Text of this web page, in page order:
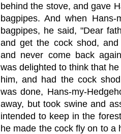
behind the stove, and gave
bagpipes. And when Hans-
bagpipes, he said, "Dear
and get the cock shod,
and never come back
was delighted to think that
him, and had the cock
was done, Hans-my-
away, but took swine and
intended to keep in the
he made the cock fly on to a